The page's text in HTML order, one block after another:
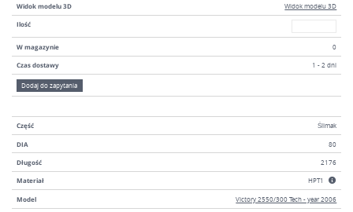
Widok modelu 3D Widok modelu 3D
Ilość
W magazynie 0
Czas dostawy 1 - 2 dni
Dodaj do zapytania
Część Ślimak
DIA 80
Długość 2176
Materiał HPT1
Model Victory 2550/300 Tech - year 2006